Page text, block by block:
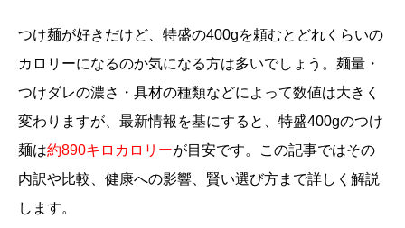
つけ麺が好きだけど、特盛の400gを頼むとどれくらいの
カロリーになるのか気になる方は多いでしょう。麺量・
つけダレの濃さ・具材の種類などによって数値は大きく
変わりますが、最新情報を基にすると、特盛400gのつけ
麺は約890キロカロリーが目安です。この記事ではその
内訳や比較、健康への影響、賢い選び方まで詳しく解説
します。